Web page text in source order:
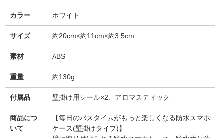
カラー ホワイト
サイズ 約20cm×約11cm×約3.5cm
素材 ABS
重量 約130g
付属品 壁掛け用シール×2、アロマスティック
商品につ
いて
【毎日のバスタイムがもっと楽しくなる防水スマホ
ケース(壁掛けタイプ)】